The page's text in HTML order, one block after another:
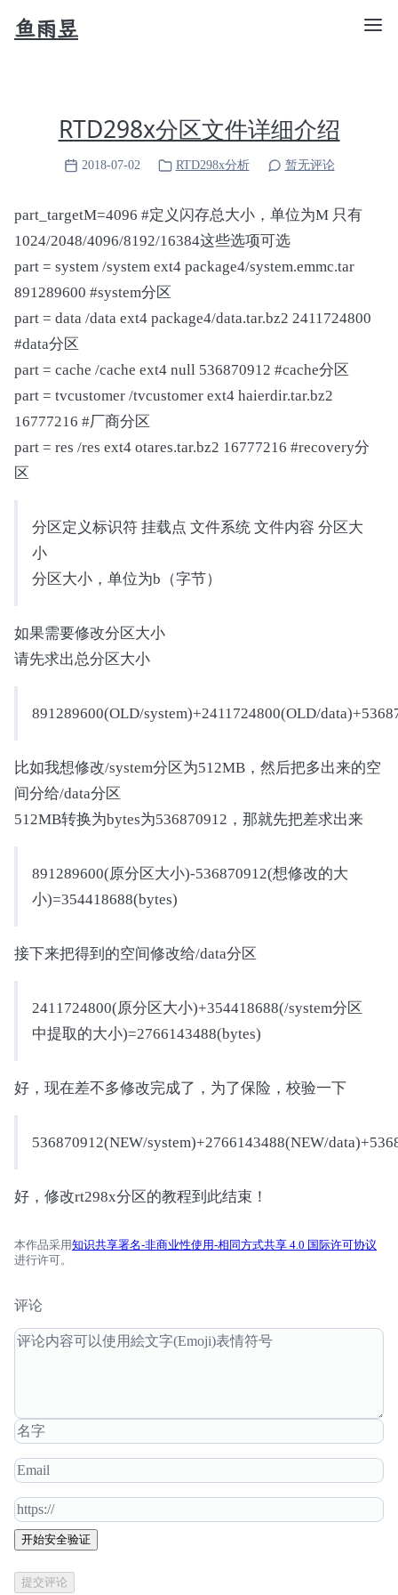
鱼雨昱
RTD298x分区文件详细介绍
2018-07-02 RTD298x分析 暂无评论
part_targetM=4096 #定义闪存总大小，单位为M 只有
1024/2048/4096/8192/16384这些选项可选
part = system /system ext4 package4/system.emmc.tar
891289600 #system分区
part = data /data ext4 package4/data.tar.bz2 2411724800
#data分区
part = cache /cache ext4 null 536870912 #cache分区
part = tvcustomer /tvcustomer ext4 haierdir.tar.bz2
16777216 #厂商分区
part = res /res ext4 otares.tar.bz2 16777216 #recovery分
区
分区定义标识符 挂载点 文件系统 文件内容 分区大
小
分区大小，单位为b（字节）
如果需要修改分区大小
请先求出总分区大小
891289600(OLD/system)+2411724800(OLD/
比如我想修改/system分区为512MB，然后把多出来的空
间分给/data分区
512MB转换为bytes为536870912，那就先把差求出来
891289600(原分区大小)-536870912(想修改的大
小)=354418688(bytes)
接下来把得到的空间修改给/data分区
2411724800(原分区大小)+354418688(/system分区
中提取的大小)=2766143488(bytes)
好，现在差不多修改完成了，为了保险，校验一下
536870912(NEW/system)+2766143488(NEW/
好，修改rt298x分区的教程到此结束！
本作品采用知识共享署名-非商业性使用-相同方式共享 4.0 国际许可协议
进行许可。
评论
开始安全验证
提交评论